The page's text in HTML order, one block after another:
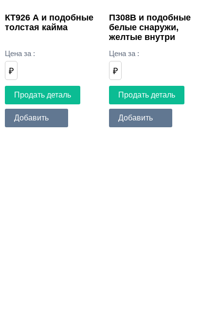
КТ926 А и подобные
толстая кайма
Цена за :
₽
Продать деталь
Добавить
П308В и подобные
белые снаружи,
желтые внутри
Цена за :
₽
Продать деталь
Добавить